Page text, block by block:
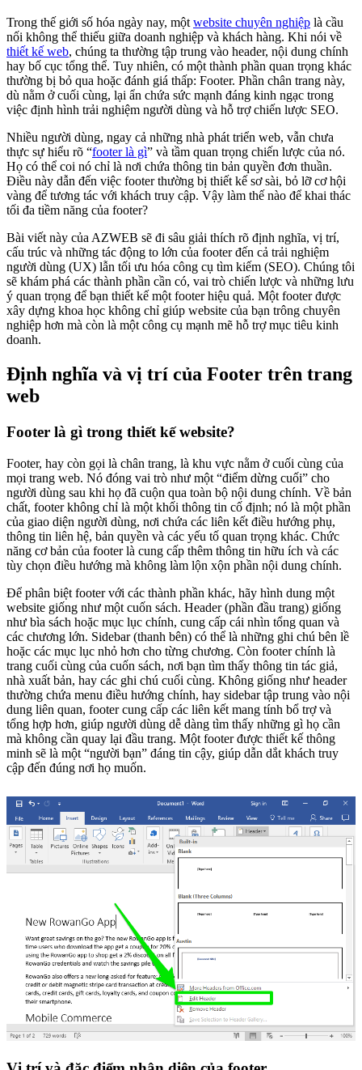
Trong thế giới số hóa ngày nay, một website chuyên nghiệp là cầu
nối không thể thiếu giữa doanh nghiệp và khách hàng. Khi nói về
thiết kế web, chúng ta thường tập trung vào header, nội dung chính
hay bố cục tổng thể. Tuy nhiên, có một thành phần quan trọng khác
thường bị bỏ qua hoặc đánh giá thấp: Footer. Phần chân trang này,
dù nằm ở cuối cùng, lại ẩn chứa sức mạnh đáng kinh ngạc trong
việc định hình trải nghiệm người dùng và hỗ trợ chiến lược SEO.
Nhiều người dùng, ngay cả những nhà phát triển web, vẫn chưa
thực sự hiểu rõ “footer là gì” và tầm quan trọng chiến lược của nó.
Họ có thể coi nó chỉ là nơi chứa thông tin bản quyền đơn thuần.
Điều này dẫn đến việc footer thường bị thiết kế sơ sài, bỏ lỡ cơ hội
vàng để tương tác với khách truy cập. Vậy làm thế nào để khai thác
tối đa tiềm năng của footer?
Bài viết này của AZWEB sẽ đi sâu giải thích rõ định nghĩa, vị trí,
cấu trúc và những tác động to lớn của footer đến cả trải nghiệm
người dùng (UX) lẫn tối ưu hóa công cụ tìm kiếm (SEO). Chúng tôi
sẽ khám phá các thành phần cần có, vai trò chiến lược và những lưu
ý quan trọng để bạn thiết kế một footer hiệu quả. Một footer được
xây dựng khoa học không chỉ giúp website của bạn trông chuyên
nghiệp hơn mà còn là một công cụ mạnh mẽ hỗ trợ mục tiêu kinh
doanh.
Định nghĩa và vị trí của Footer trên trang
web
Footer là gì trong thiết kế website?
Footer, hay còn gọi là chân trang, là khu vực nằm ở cuối cùng của
mọi trang web. Nó đóng vai trò như một “điểm dừng cuối” cho
người dùng sau khi họ đã cuộn qua toàn bộ nội dung chính. Về bản
chất, footer không chỉ là một khối thông tin cố định; nó là một phần
của giao diện người dùng, nơi chứa các liên kết điều hướng phụ,
thông tin liên hệ, bản quyền và các yếu tố quan trọng khác. Chức
năng cơ bản của footer là cung cấp thêm thông tin hữu ích và các
tùy chọn điều hướng mà không làm lộn xộn phần nội dung chính.
Để phân biệt footer với các thành phần khác, hãy hình dung một
website giống như một cuốn sách. Header (phần đầu trang) giống
như bìa sách hoặc mục lục chính, cung cấp cái nhìn tổng quan và
các chương lớn. Sidebar (thanh bên) có thể là những ghi chú bên lề
hoặc các mục lục nhỏ hơn cho từng chương. Còn footer chính là
trang cuối cùng của cuốn sách, nơi bạn tìm thấy thông tin tác giả,
nhà xuất bản, hay các ghi chú cuối cùng. Không giống như header
thường chứa menu điều hướng chính, hay sidebar tập trung vào nội
dung liên quan, footer cung cấp các liên kết mang tính bổ trợ và
tổng hợp hơn, giúp người dùng dễ dàng tìm thấy những gì họ cần
mà không cần quay lại đầu trang. Một footer được thiết kế thông
minh sẽ là một “người bạn” đáng tin cậy, giúp dẫn dắt khách truy
cập đến đúng nơi họ muốn.